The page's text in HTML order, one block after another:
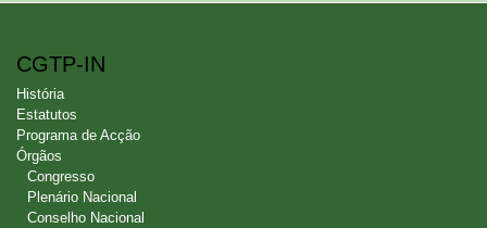
CGTP-IN
História
Estatutos
Programa de Acção
Órgãos
Congresso
Plenário Nacional
Conselho Nacional